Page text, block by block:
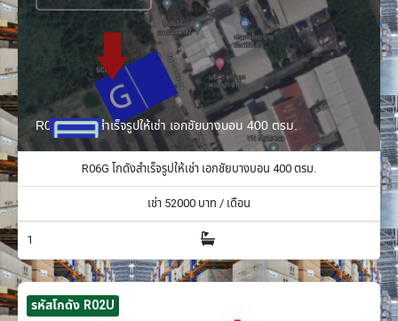
R06G โกดังสำเร็จรูปให้เช่า เอกชัยบางบอน 400 ตรม.
R06G โกดังสำเร็จรูปให้เช่า เอกชัยบางบอน 400 ตรม.
เช่า 52000 บาท / เดือน
1
รหัสโกดัง R02U